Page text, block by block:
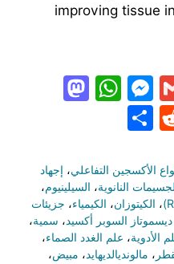
improving tissue
Gmail
Reddit
Share
الأكسجين التفاعلي، إجهاد
النانوية، السيلينيوم،
، الكيتوزان، الكيمياء، جزيئات
ديسموتاز السوبر أكسيد، سمية،
الأدوية، علم الغدد الصماء،
، مالونديالديهايد، مبيض،